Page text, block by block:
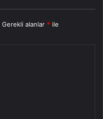
Gerekli alanlar * ile